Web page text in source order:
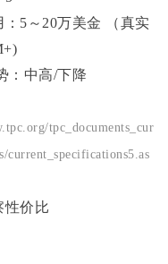
：5～20万美金 （真实
：中高/下降
tpc_documents_cur
current_specifications5.as
性价比